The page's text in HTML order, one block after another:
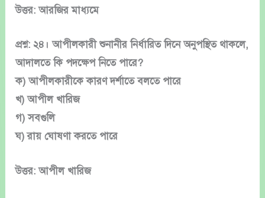
উত্তর: আরজির মাধ্যমে
প্রশ্ন: ২৪। আপীলকারী শুনানীর নির্ধারিত দিনে অনুপস্থিত থাকলে,
আদালতে কি পদক্ষেপ নিতে পারে?
ক) আপীলকারীকে কারণ দর্শাতে বলতে পারে
খ) আপীল খারিজ
গ) সবগুলি
ঘ) রায় ঘোষণা করতে পারে
উত্তর: আপীল খারিজ